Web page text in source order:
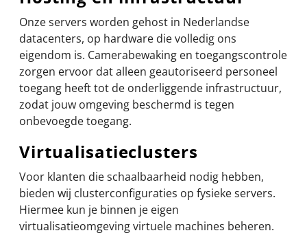
Onze servers worden gehost in Nederlandse
datacenters, op hardware die volledig ons
eigendom is. Camerabewaking en toegangscontrole
zorgen ervoor dat alleen geautoriseerd personeel
toegang heeft tot de onderliggende infrastructuur,
zodat jouw omgeving beschermd is tegen
onbevoegde toegang.
Virtualisatieclusters
Voor klanten die schaalbaarheid nodig hebben,
bieden wij clusterconfiguraties op fysieke servers.
Hiermee kun je binnen je eigen
virtualisatieomgeving virtuele machines beheren.